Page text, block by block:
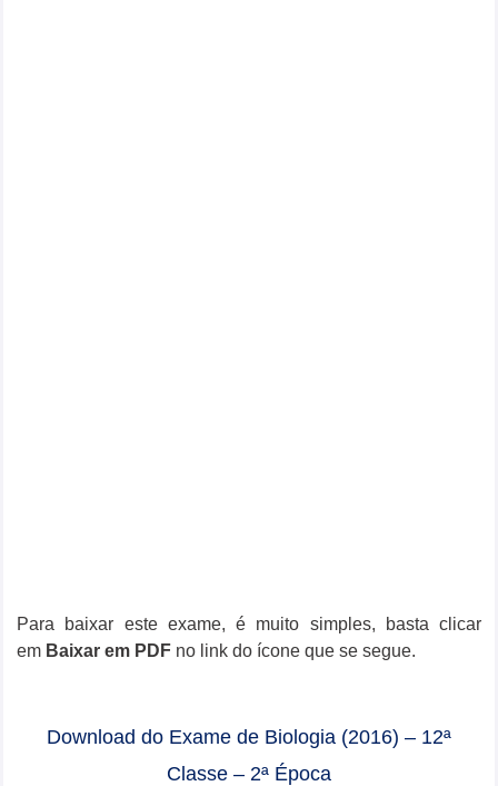
Para baixar este exame, é muito simples, basta clicar
em Baixar em PDF no link do ícone que se segue.
Download do Exame de Biologia (2016) – 12ª
Classe – 2ª Época